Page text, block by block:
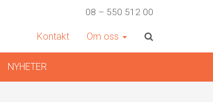
08 – 550 512 00
Kontakt Om oss
NYHETER